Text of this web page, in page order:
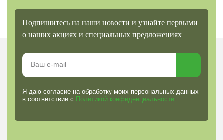
Подпишитесь на наши новости и узнайте первыми
о наших акциях и специальных предложениях
Я даю согласие на обработку моих персональных данных
в соответствии с Политикой конфиденциальности